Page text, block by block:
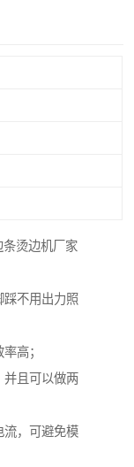
烫边机厂家
踩不用出力照
高；
并且可以做两
流，可避免模